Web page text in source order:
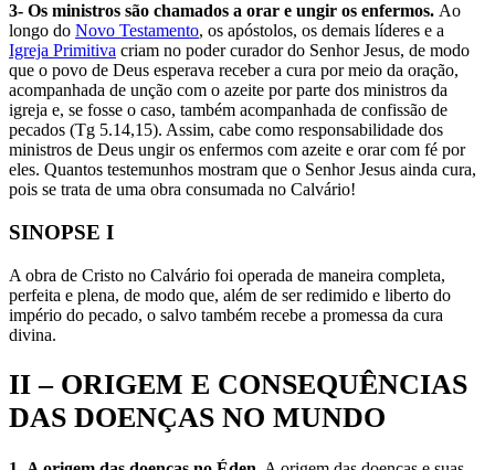
3- Os ministros são chamados a orar e ungir os enfermos. Ao
longo do Novo Testamento, os apóstolos, os demais líderes e a
Igreja Primitiva criam no poder curador do Senhor Jesus, de modo
que o povo de Deus esperava receber a cura por meio da oração,
acompanhada de unção com o azeite por parte dos ministros da
igreja e, se fosse o caso, também acompanhada de confissão de
pecados (Tg 5.14,15). Assim, cabe como responsabilidade dos
ministros de Deus ungir os enfermos com azeite e orar com fé por
eles. Quantos testemunhos mostram que o Senhor Jesus ainda cura,
pois se trata de uma obra consumada no Calvário!
SINOPSE I
A obra de Cristo no Calvário foi operada de maneira completa,
perfeita e plena, de modo que, além de ser redimido e liberto do
império do pecado, o salvo também recebe a promessa da cura
divina.
II – ORIGEM E CONSEQUÊNCIAS
DAS DOENÇAS NO MUNDO